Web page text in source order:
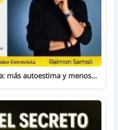
más autoestima y menos…